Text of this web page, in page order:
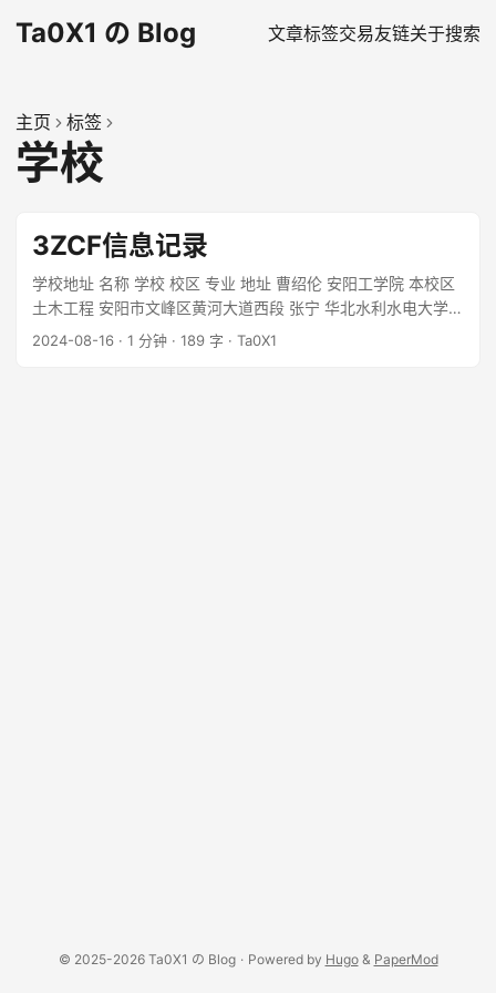
Ta0X1 の Blog 文章标签交易友链关于搜索
主页 标签
学校
3ZCF信息记录
学校地址 名称 学校 校区 专业 地址 曹绍伦 安阳工学院 本校区
土木工程 安阳市文峰区黄河大道西段 张宁 华北水利水电大学
花园校区 能源动力与工程(水动方向) 郑州市金水区北环路36号
2024-08-16 · 1 分钟 · 189 字 · Ta0X1
© 2025-2026 Ta0X1 の Blog · Powered by Hugo& PaperMod